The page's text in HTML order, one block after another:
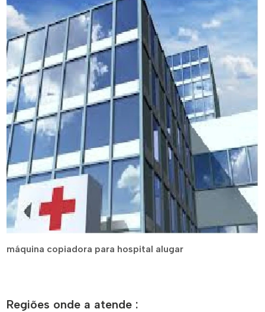
máquina copiadora para hospital alugar
Regiões onde a atende :